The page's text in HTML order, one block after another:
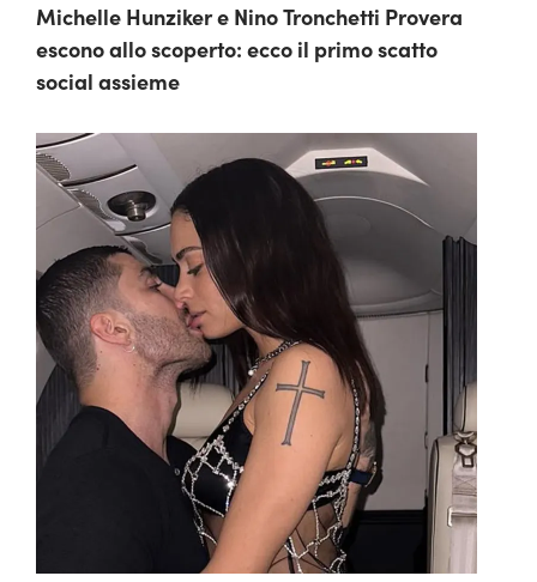
Michelle Hunziker e Nino Tronchetti Provera
escono allo scoperto: ecco il primo scatto
social assieme